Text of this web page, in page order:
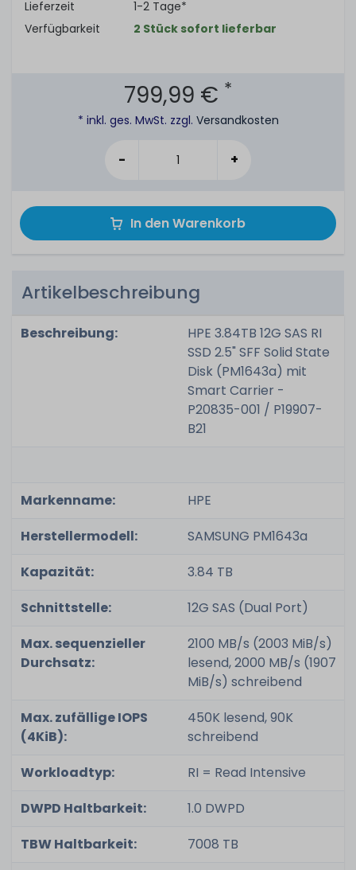
Lieferzeit
1-2 Tage*
Verfügbarkeit
2 Stück sofort lieferbar
799,99 € *
* inkl. ges. MwSt. zzgl. Versandkosten
- +
In den Warenkorb
Artikelbeschreibung
Beschreibung:
HPE 3.84TB 12G SAS RI
SSD 2.5" SFF Solid State
Disk (PM1643a) mit
Smart Carrier -
P20835-001 / P19907-
B21
Markenname:
HPE
Herstellermodell:
SAMSUNG PM1643a
Kapazität:
3.84 TB
Schnittstelle:
12G SAS (Dual Port)
Max. sequenzieller
Durchsatz:
2100 MB/s (2003 MiB/s)
lesend, 2000 MB/s (1907
MiB/s) schreibend
Max. zufällige IOPS
(4KiB):
450K lesend, 90K
schreibend
Workloadtyp:
RI = Read Intensive
DWPD Haltbarkeit:
1.0 DWPD
TBW Haltbarkeit:
7008 TB